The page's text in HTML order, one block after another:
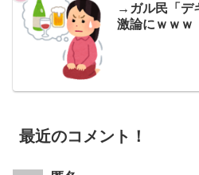
→ガル民「デ
激論にｗｗｗ
最近のコメント！